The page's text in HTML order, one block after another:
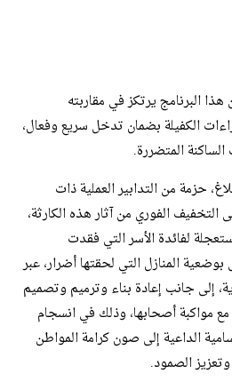
البرنامج يرتكز في مقاربته
الكفيلة بضمان تدخل سريع وفعال،
المتضررة.
حزمة من التدابير العملية ذات
التخفيف الفوري من آثار هذه الكارثة،
لفائدة الأسر التي فقدت
المنازل التي لحقتها أضرار، عبر
إلى جانب إعادة بناء وترميم وتصميم
مع مواكبة أصحابها، وذلك في انسجام
الداعية إلى صون كرامة المواطن
الصمود.